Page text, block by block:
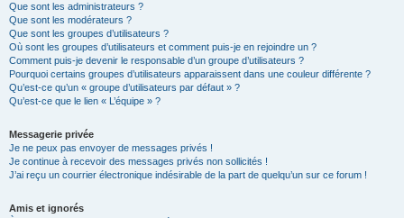
Que sont les administrateurs ?
Que sont les modérateurs ?
Que sont les groupes d’utilisateurs ?
Où sont les groupes d’utilisateurs et comment puis-je en rejoindre un ?
Comment puis-je devenir le responsable d’un groupe d’utilisateurs ?
Pourquoi certains groupes d’utilisateurs apparaissent dans une couleur différente ?
Qu’est-ce qu’un « groupe d’utilisateurs par défaut » ?
Qu’est-ce que le lien « L’équipe » ?
Messagerie privée
Je ne peux pas envoyer de messages privés !
Je continue à recevoir des messages privés non sollicités !
J’ai reçu un courrier électronique indésirable de la part de quelqu’un sur ce forum !
Amis et ignorés